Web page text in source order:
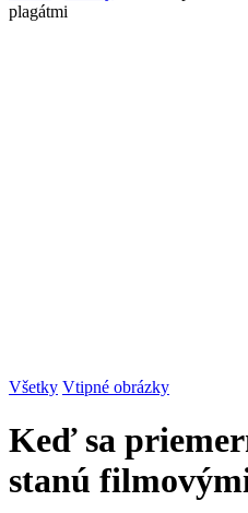
plagátmi
Všetky Vtipné obrázky
Keď sa
stanú